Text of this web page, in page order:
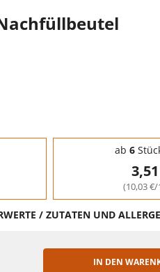
ab 6
(10,03 €/
/ ZUTATEN UND
IN DEN